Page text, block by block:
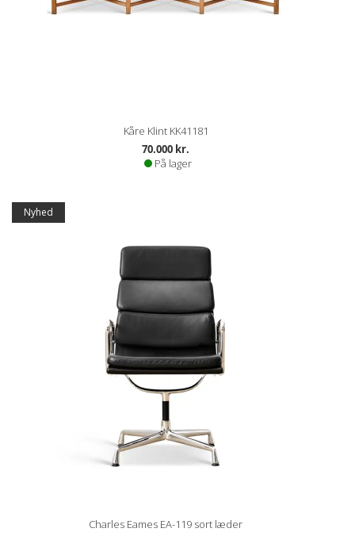
Kåre Klint KK41181
70.000 kr.
På lager
Nyhed
Charles Eames EA-119 sort læder